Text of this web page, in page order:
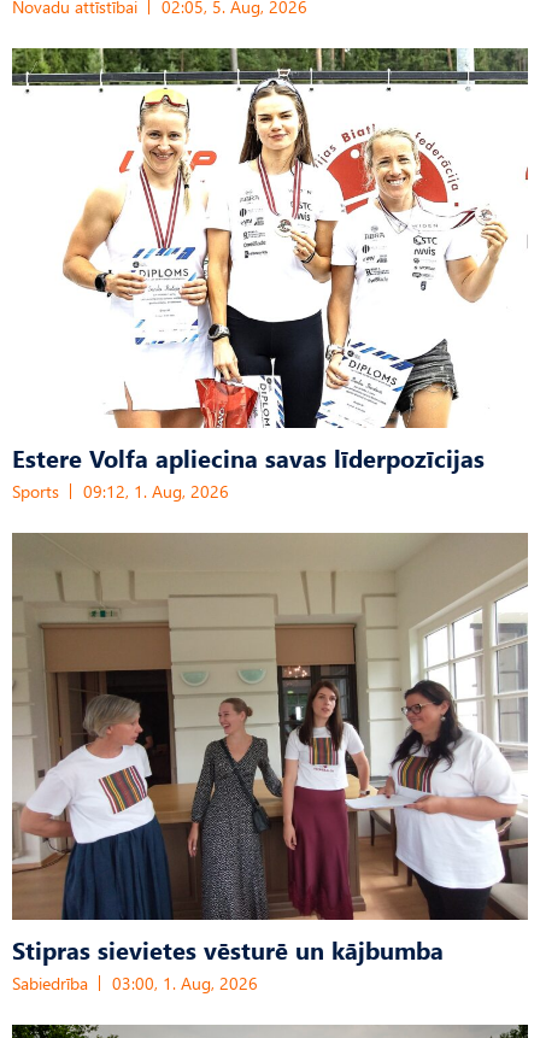
Novadu attīstībai 02:05, 5. Aug, 2026
Estere Volfa apliecina savas līderpozīcijas
Sports 09:12, 1. Aug, 2026
Stipras sievietes vēsturē un kājbumba
Sabiedrība 03:00, 1. Aug, 2026